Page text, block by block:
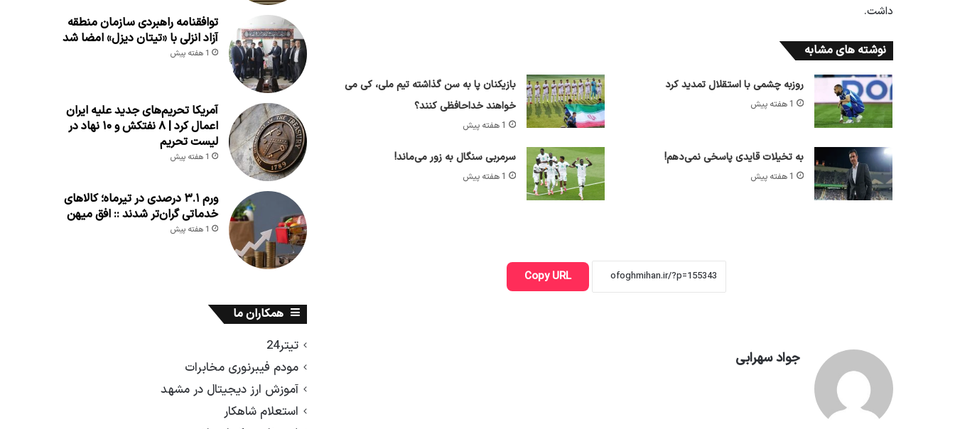
داشت.
نوشته های مشابه
روزبه چشمی با استقلال تمدید کرد
1 هفته پیش
بازیکنان پا به سن گذاشته تیم ملی، کی می
خواهند خداحافظی کنند؟
1 هفته پیش
به تخیلات قایدی پاسخی نمی‌دهم!
1 هفته پیش
سرمربی سنگال به زور می‌ماند!
1 هفته پیش
Copy URL
جواد سهرابی
توافقنامه راهبردی سازمان منطقه
آزاد انزلی با «تیتان دیزل» امضا شد
1 هفته پیش
آمریکا تحریم‌های جدید علیه ایران
اعمال کرد | ۸ نفتکش و ۱۰ نهاد در
لیست تحریم
1 هفته پیش
ورم ۳.۱ درصدی در تیرماه؛ کالاهای
خدماتی گران‌تر شدند :: افق میهن
1 هفته پیش
همکاران ما
تیتر24
مودم فیبرنوری مخابرات
آموزش ارز دیجیتال در مشهد
استعلام شاهکار